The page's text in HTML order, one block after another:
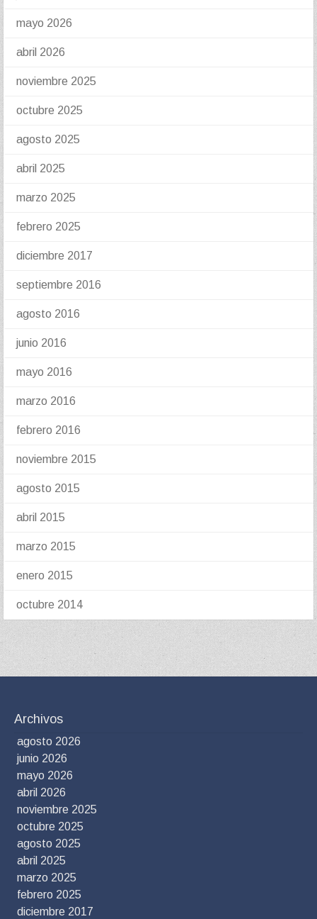
mayo 2026
abril 2026
noviembre 2025
octubre 2025
agosto 2025
abril 2025
marzo 2025
febrero 2025
diciembre 2017
septiembre 2016
agosto 2016
junio 2016
mayo 2016
marzo 2016
febrero 2016
noviembre 2015
agosto 2015
abril 2015
marzo 2015
enero 2015
octubre 2014
Archivos
agosto 2026
junio 2026
mayo 2026
abril 2026
noviembre 2025
octubre 2025
agosto 2025
abril 2025
marzo 2025
febrero 2025
diciembre 2017